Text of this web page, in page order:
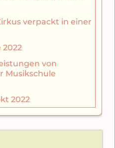
verpackt in einer
2022
von
Musikschule
2022